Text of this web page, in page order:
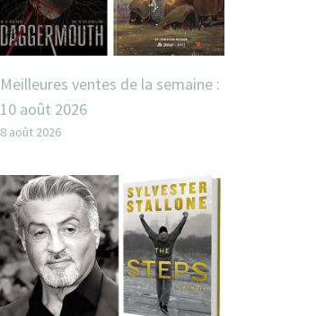
Meilleures ventes de la semaine :
10 août 2026
8 août 2026